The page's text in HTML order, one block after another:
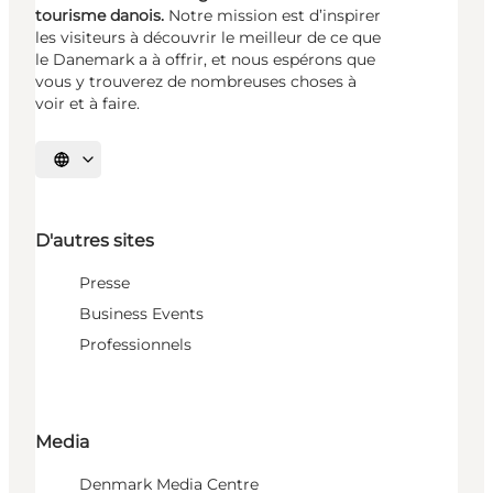
tourisme danois. Notre mission est d’inspirer
les visiteurs à découvrir le meilleur de ce que
le Danemark a à offrir, et nous espérons que
vous y trouverez de nombreuses choses à
voir et à faire.
Choisissez la langue
D'autres sites
Presse
Business Events
Professionnels
Media
Denmark Media Centre